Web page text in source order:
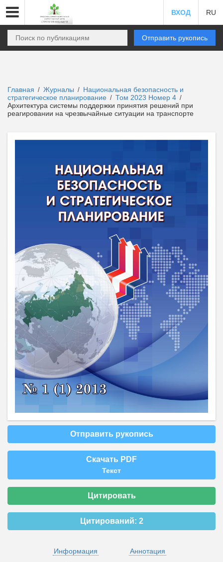
ВХОД RU
Отправить рукопись
Главная / Журналы / Национальная безопасность и
стратегическое планирование / Том 2023 Номер 4 /
Архитектура системы поддержки принятия решений при
реагировании на чрезвычайные ситуации на транспорте
Отправить рукопись
Скачать PDF
Текст
Цитировать
Цитирований: 2
Информация
Аннотация